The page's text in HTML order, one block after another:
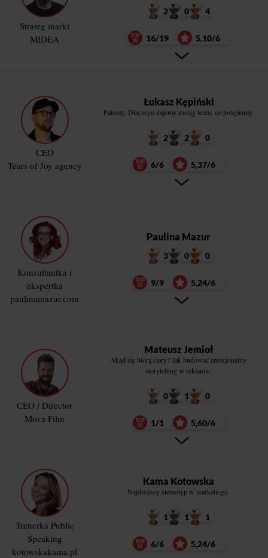
Strateg marki
MIDEA
2 0 4
16/19 5,10/6
CEO
Tears of Joy agency
Łukasz Kępiński
Patomy. Dlaczego dajemy zasięg temu, co potępiamy.
2 2 0
6/6 5,37/6
Konsultantka i
ekspertka
paulinamazur.com
Paulina Mazur
3 0 0
9/9 5,24/6
CEO / Director
Mova Film
Mateusz Jemioł
Skąd się biorą ciary? Jak budować emocjonalny
storytelling w reklamie.
0 1 0
1/1 5,60/6
Trenerka Public
Speaking
kotowskakama.pl
Kama Kotowska
Najdroższy stereotyp w marketingu.
1 1 1
6/6 5,24/6